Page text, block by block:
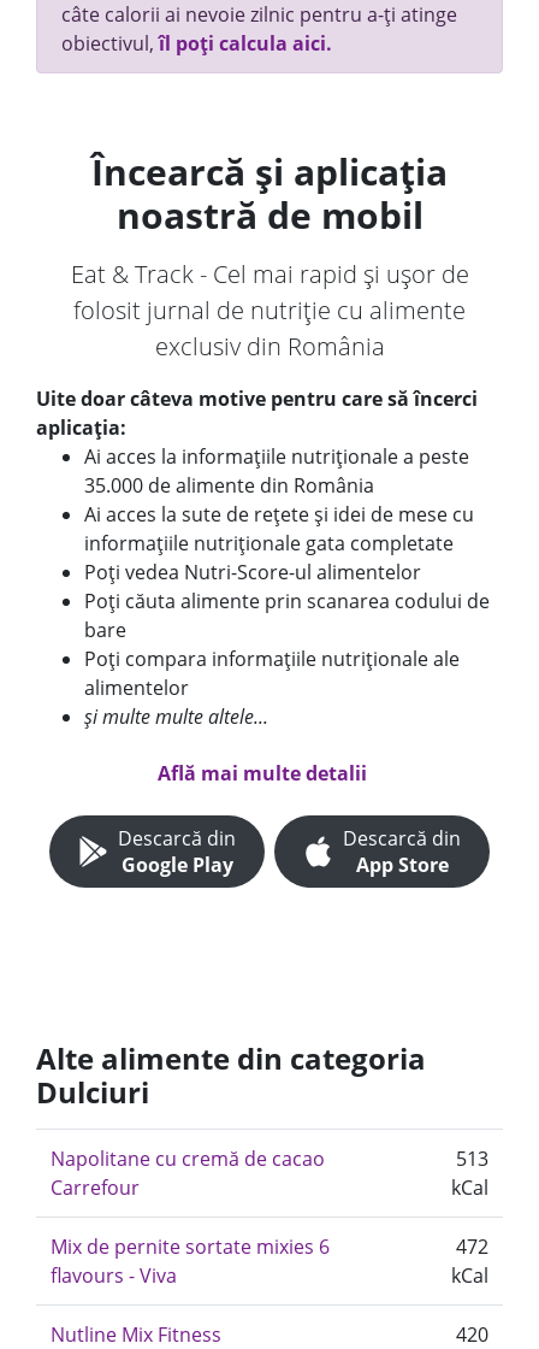
câte calorii ai nevoie zilnic pentru a-ți atinge
obiectivul,îl poți calcula aici.
Încearcă și aplicația
noastră de mobil
Eat & Track - Cel mai rapid și ușor de
folosit jurnal de nutriție cu alimente
exclusiv din România
Uite doar câteva motive pentru care să încerci
aplicația:
Ai acces la informațiile nutriționale a peste
35.000 de alimente din România
Ai acces la sute de rețete și idei de mese cu
informațiile nutriționale gata completate
Poți vedea Nutri-Score-ul alimentelor
Poți căuta alimente prin scanarea codului de
bare
Poți compara informațiile nutriționale ale
alimentelor
și multe multe altele...
Află mai multe detalii
Descarcă din
Google Play
Descarcă din
App Store
Alte alimente din categoria
Dulciuri
Napolitane cu cremă de cacao
Carrefour
513
kCal
Mix de pernite sortate mixies 6
flavours - Viva
472
kCal
Nutline Mix Fitness
420